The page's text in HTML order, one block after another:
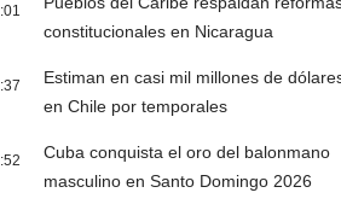
constitucionales en Nicaragua
Estiman en casi mil millones de
en Chile por temporales
Cuba conquista el oro del balonmano
masculino en Santo Domingo 2026